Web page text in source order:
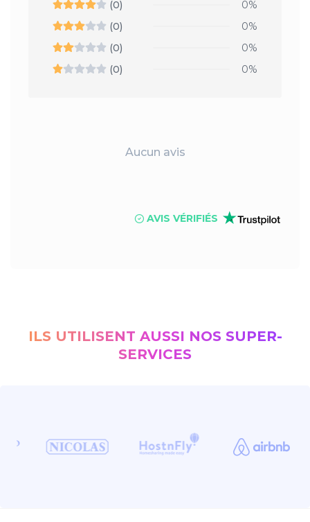
(0)
0%
(0)
0%
(0)
0%
(0)
0%
Aucun avis
AVIS VÉRIFIÉS
ILS UTILISENT AUSSI NOS SUPER-
SERVICES